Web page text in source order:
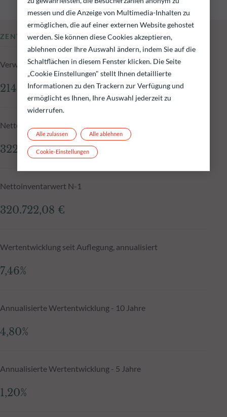
ZENTRALE KENNZAHLEN
Verwaltetes Fondsvolumen zum 05.08.2026
214,46 Mio.€
Nettoinventarwert zum 05.08.2026
322.515,54 €
Nettoinventarwert N-1
320.722,08 €
Wertentwicklung seit Auflegung, annualisiert
7,46%
Annualisierte Wertentwicklung - 10 Jahre
4,80%
Annualisierte Wertentwicklung - 5 Jahre
1,20%
messen und die Anzeige von Multimedia-Inhalten zu
ermöglichen, die auf einer externen Website gehostet
werden. Sie können diese Cookies akzeptieren,
ablehnen oder Ihre Auswahl ändern, indem Sie auf die
Schaltflächen in diesem Fenster klicken. Die Seite
„Cookie Einstellungen" stellt Ihnen detaillierte
Informationen zu den Trackern zur Verfügung und
ermöglicht es Ihnen, Ihre Auswahl jederzeit zu
widerrufen.
Alle ablehnen
Alle zulassen
Cookie-Einstellungen